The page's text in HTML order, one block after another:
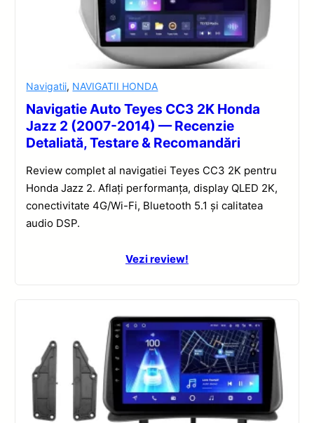
Navigatii, NAVIGATII HONDA
Navigatie Auto Teyes CC3 2K Honda
Jazz 2 (2007-2014) — Recenzie
Detaliată, Testare & Recomandări
Review complet al navigatiei Teyes CC3 2K pentru
Honda Jazz 2. Aflați performanța, display QLED 2K,
conectivitate 4G/Wi-Fi, Bluetooth 5.1 și calitatea
audio DSP.
Vezi review!